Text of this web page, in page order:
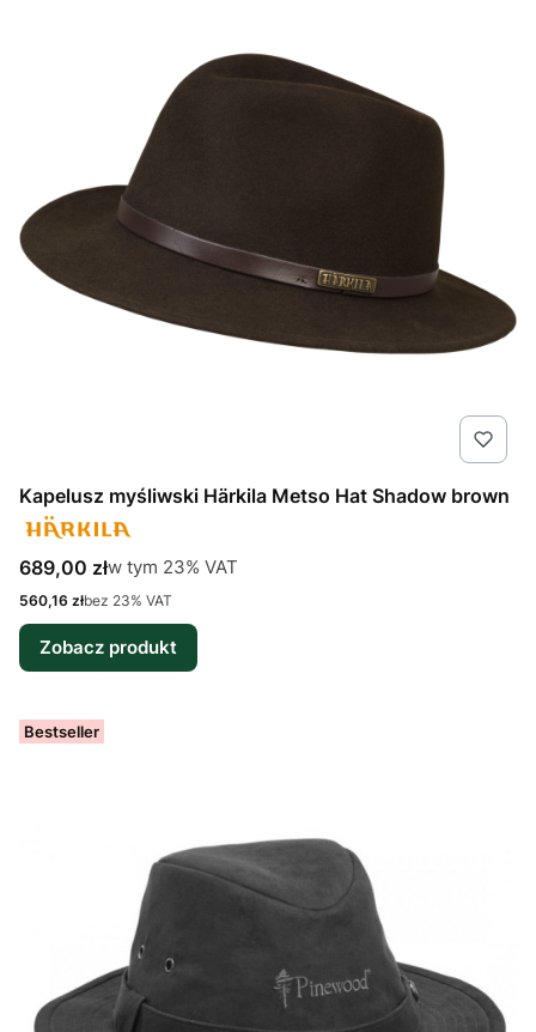
Kapelusz myśliwski Härkila Metso Hat Shadow brown
Cena brutto
689,00 złw tym %s VAT
w tym 23% VAT
Cena netto
560,16 złbez 23% VAT
Zobacz produkt
Bestseller